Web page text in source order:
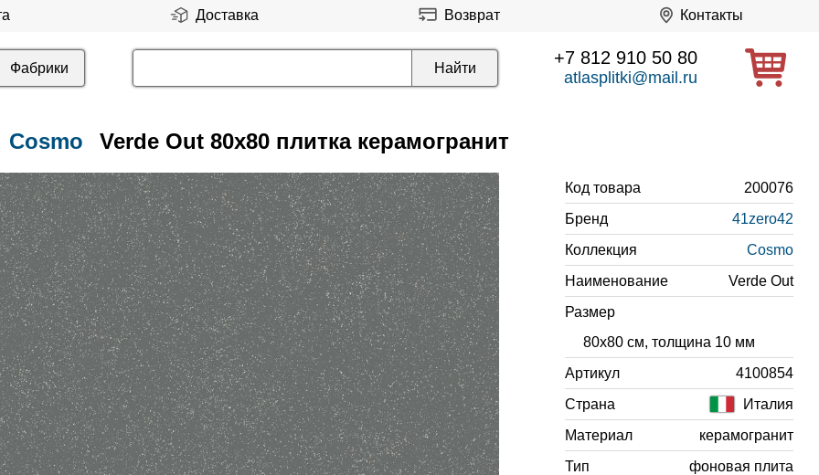
Доставка Возврат Контакты
Фабрики +7 812 910 50 80
atlasplitki@mail.ru
Cosmo Verde Out 80x80 плитка керамогранит
Код товара
200076
Бренд
41zero42
Коллекция
Cosmo
Наименование
Verde Out
Размер
80x80 см, толщина 10 мм
Артикул
4100854
Страна
Италия
Материал
керамогранит
Тип
фоновая плита